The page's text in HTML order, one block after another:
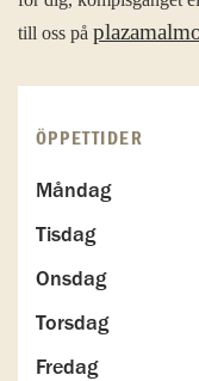
till oss på
ÖPPETTIDER
Måndag
Tisdag
Onsdag
Torsdag
Fredag